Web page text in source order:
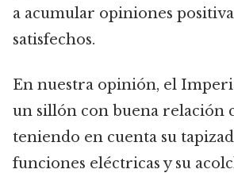
a acumular opiniones
satisfechos.
En nuestra opinión, el
un sillón con buena relación
teniendo en cuenta su
funciones eléctricas y su